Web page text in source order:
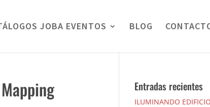
JOBA EVENTOS BLOG
Entradas recientes
ILUMINANDO